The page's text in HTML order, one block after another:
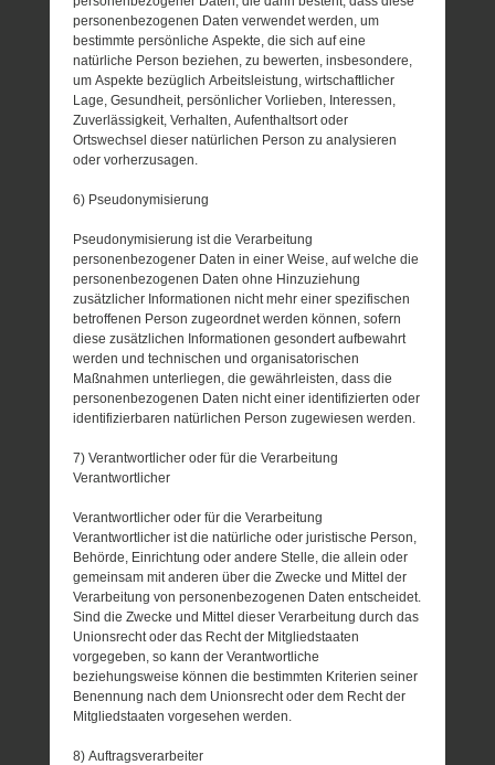
personenbezogenen Daten verwendet werden, um
bestimmte persönliche Aspekte, die sich auf eine
natürliche Person beziehen, zu bewerten, insbesondere,
um Aspekte bezüglich Arbeitsleistung, wirtschaftlicher
Lage, Gesundheit, persönlicher Vorlieben, Interessen,
Zuverlässigkeit, Verhalten, Aufenthaltsort oder
Ortswechsel dieser natürlichen Person zu analysieren
oder vorherzusagen.
6) Pseudonymisierung
Pseudonymisierung ist die Verarbeitung
personenbezogener Daten in einer Weise, auf welche die
personenbezogenen Daten ohne Hinzuziehung
zusätzlicher Informationen nicht mehr einer spezifischen
betroffenen Person zugeordnet werden können, sofern
diese zusätzlichen Informationen gesondert aufbewahrt
werden und technischen und organisatorischen
Maßnahmen unterliegen, die gewährleisten, dass die
personenbezogenen Daten nicht einer identifizierten oder
identifizierbaren natürlichen Person zugewiesen werden.
7) Verantwortlicher oder für die Verarbeitung
Verantwortlicher
Verantwortlicher oder für die Verarbeitung
Verantwortlicher ist die natürliche oder juristische Person,
Behörde, Einrichtung oder andere Stelle, die allein oder
gemeinsam mit anderen über die Zwecke und Mittel der
Verarbeitung von personenbezogenen Daten entscheidet.
Sind die Zwecke und Mittel dieser Verarbeitung durch das
Unionsrecht oder das Recht der Mitgliedstaaten
vorgegeben, so kann der Verantwortliche
beziehungsweise können die bestimmten Kriterien seiner
Benennung nach dem Unionsrecht oder dem Recht der
Mitgliedstaaten vorgesehen werden.
8) Auftragsverarbeiter